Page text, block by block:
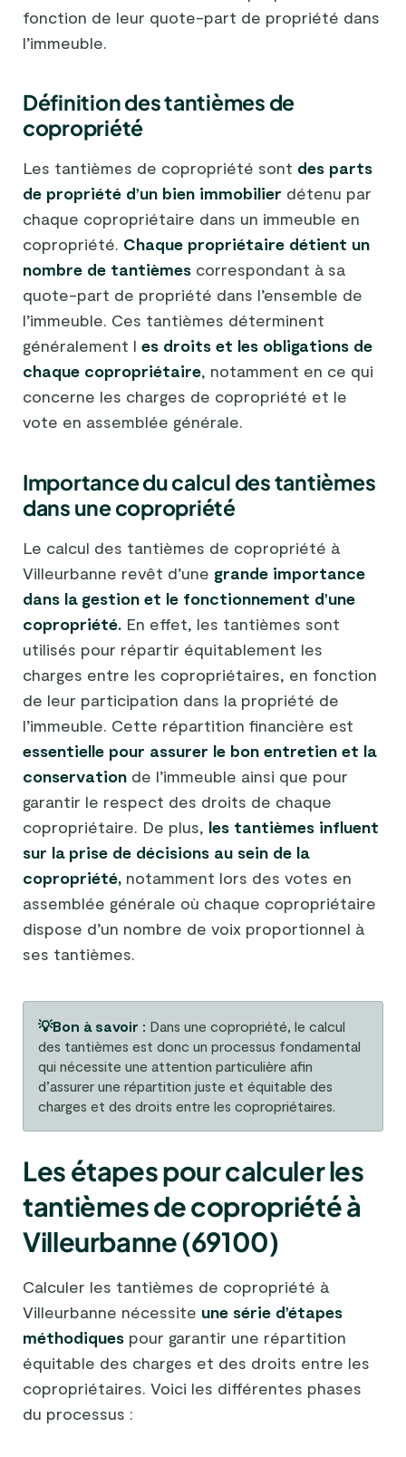
fonction de leur quote-part de propriété dans
l’immeuble.
Définition des tantièmes de
copropriété
Les tantièmes de copropriété sont des parts
de propriété d’un bien immobilier détenu par
chaque copropriétaire dans un immeuble en
copropriété. Chaque propriétaire détient un
nombre de tantièmes correspondant à sa
quote-part de propriété dans l’ensemble de
l’immeuble. Ces tantièmes déterminent
généralement l es droits et les obligations de
chaque copropriétaire, notamment en ce qui
concerne les charges de copropriété et le
vote en assemblée générale.
Importance du calcul des tantièmes
dans une copropriété
Le calcul des tantièmes de copropriété à
Villeurbanne revêt d’une grande importance
dans la gestion et le fonctionnement d’une
copropriété. En effet, les tantièmes sont
utilisés pour répartir équitablement les
charges entre les copropriétaires, en fonction
de leur participation dans la propriété de
l’immeuble. Cette répartition financière est
essentielle pour assurer le bon entretien et la
conservation de l’immeuble ainsi que pour
garantir le respect des droits de chaque
copropriétaire. De plus, les tantièmes influent
sur la prise de décisions au sein de la
copropriété, notamment lors des votes en
assemblée générale où chaque copropriétaire
dispose d’un nombre de voix proportionnel à
ses tantièmes.
💡Bon à savoir : Dans une copropriété, le calcul
des tantièmes est donc un processus fondamental
qui nécessite une attention particulière afin
d’assurer une répartition juste et équitable des
charges et des droits entre les copropriétaires.
Les étapes pour calculer les
tantièmes de copropriété à
Villeurbanne (69100)
Calculer les tantièmes de copropriété à
Villeurbanne nécessite une série d’étapes
méthodiques pour garantir une répartition
équitable des charges et des droits entre les
copropriétaires. Voici les différentes phases
du processus :